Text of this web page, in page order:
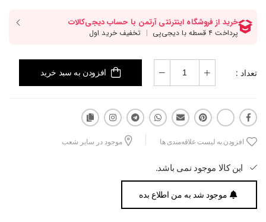
تعداد : افزودن به سبد خرید
افزودن به لیست علاقه‌مندی ها موجود در سایر شعب
این کالا موجود نمی باشد.
موجود شد به من اطلاع بده